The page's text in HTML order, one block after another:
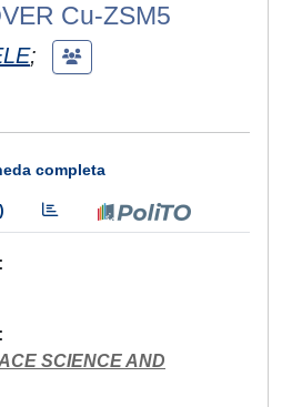
Cu-ZSM5
;
completa
SCIENCE AND